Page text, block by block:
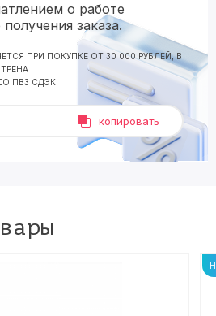
о работе
заказа.
ПРИ ПОКУПКЕ ОТ 30 000 РУБЛЕЙ, В
ПВЗ СДЭК.
копировать